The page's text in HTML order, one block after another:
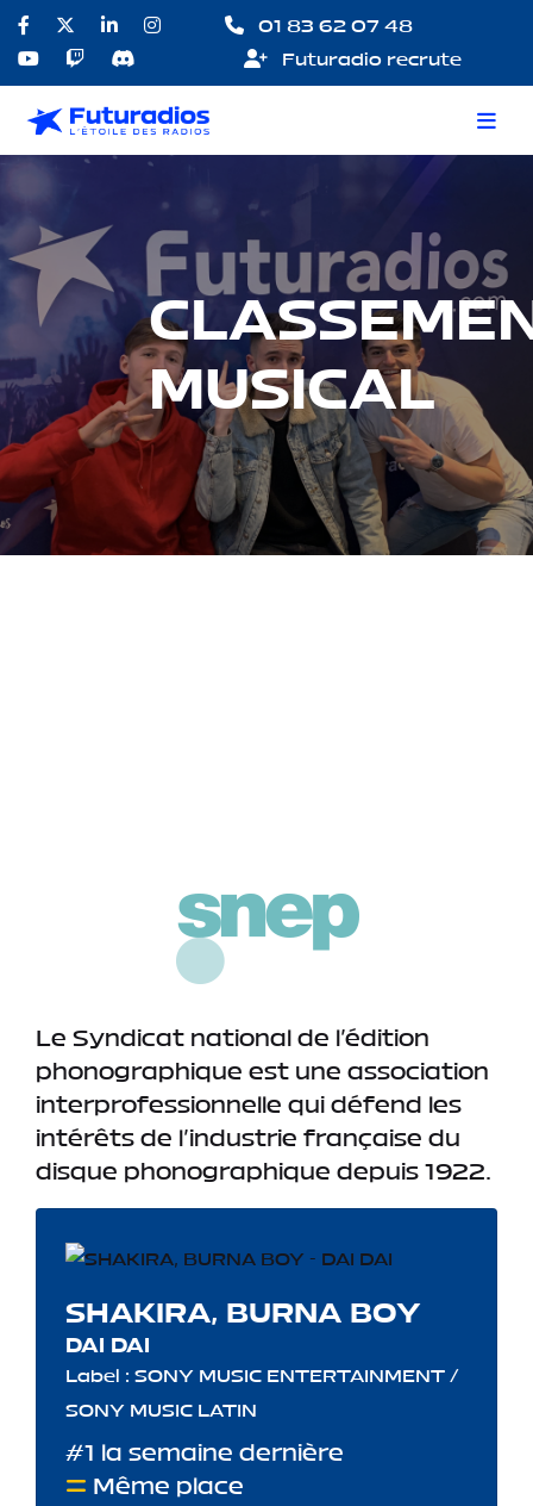
01 83 62 07 48
Futuradio recrute
MUSICAL
Le Syndicat national de l’édition
phonographique est une association
interprofessionnelle qui défend les
intérêts de l’industrie française du
disque phonographique depuis 1922.
SHAKIRA, BURNA BOY
DAI DAI
Label : SONY MUSIC ENTERTAINMENT /
SONY MUSIC LATIN
#1 la semaine dernière
Même place